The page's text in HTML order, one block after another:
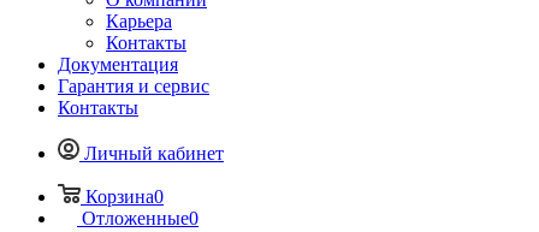
Карьера
Контакты
Документация
Гарантия и сервис
Контакты
Личный кабинет
Корзина0
Отложенные0